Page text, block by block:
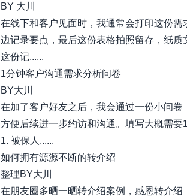
BY 大川
在线下和客户见面时，我通常会打印这份
边记录要点，最后这份表格拍照留存，纸质
这份记......
1分钟客户沟通需求分析问卷
BY大川
在加了客户好友之后，我会通过一份小问卷
方便后续进一步约访和沟通。填写大概需要1
1. 被保人......
如何拥有源源不断的转介绍
整理BY大川
在朋友圈多晒一晒转介绍案例，感恩转介绍